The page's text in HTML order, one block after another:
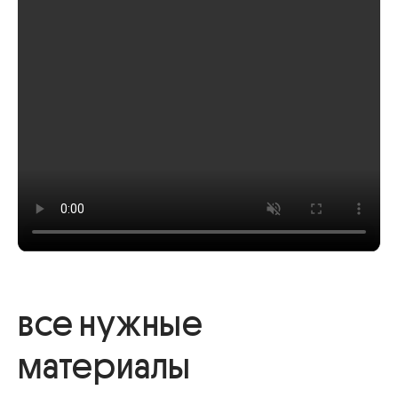
все нужные
материалы